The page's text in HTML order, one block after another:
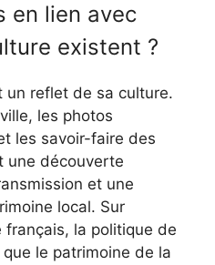
en lien avec
existent ?
un reflet de sa culture.
les photos
les savoir-faire des
une découverte
et une
local. Sur
français, la politique de
le patrimoine de la